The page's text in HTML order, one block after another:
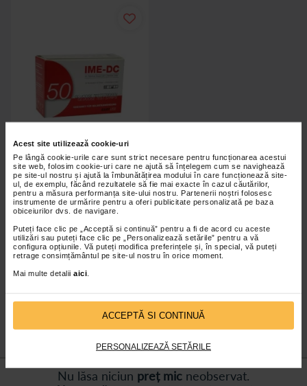
Acest site utilizează cookie-uri
Pe lângă cookie-urile care sunt strict necesare pentru funcționarea acestui
site web, folosim cookie-uri care ne ajută să înțelegem cum se navighează
pe site-ul nostru și ajută la îmbunătățirea modului în care funcționează site-
ul, de exemplu, făcând rezultatele să fie mai exacte în cazul căutărilor,
pentru a măsura performanța site-ului nostru. Partenerii noștri folosesc
instrumente de urmărire pentru a oferi publicitate personalizată pe baza
obiceiurilor dvs. de navigare.
Puteți face clic pe „Acceptă si continuă” pentru a fi de acord cu aceste
utilizări sau puteți face clic pe „Personalizează setările” pentru a vă
configura opțiunile. Vă puteți modifica preferințele și, în special, vă puteți
retrage consimțământul pe site-ul nostru în orice moment.
Mai multe detalii aici
ACCEPTĂ SI CONTINUĂ
PERSONALIZEAZĂ SETĂRILE
Teste glicemie IME-DC BASIC
1003, 2 flacoane x 25 teste
Indisponibil
Nu lăsa niciun preț mic neobservat.